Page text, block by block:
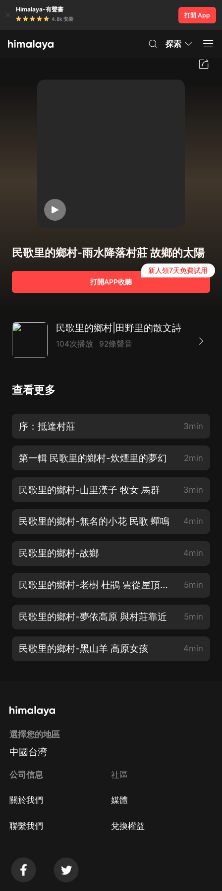
Himalaya-有聲書
4.8k 安裝
打開 App
探索
民歌里的鄉村-雨水降落村莊 故鄉的太陽
打開APP收聽
新人領7天免費試用
民歌里的鄉村|田野里的散文詩
104次播放 92條聲音
查看更多
序：抵達村莊 3min
第一輯 民歌里的鄉村-炊煙里的夢幻 2min
民歌里的鄉村-山里漢子 牧女 馬群 3min
民歌里的鄉村-無名的小花 民歌 蟬鳴 4min
民歌里的鄉村-故鄉 4min
民歌里的鄉村-老樹 杜鵑 雲從屋頂飄過 5min
民歌里的鄉村-夢依高原 與村莊靠近 5min
民歌里的鄉村-黑山羊 高原女孩 4min
選擇您的地區
中國台湾
公司信息
關於我們
聯繫我們
社區
媒體
兌換權益